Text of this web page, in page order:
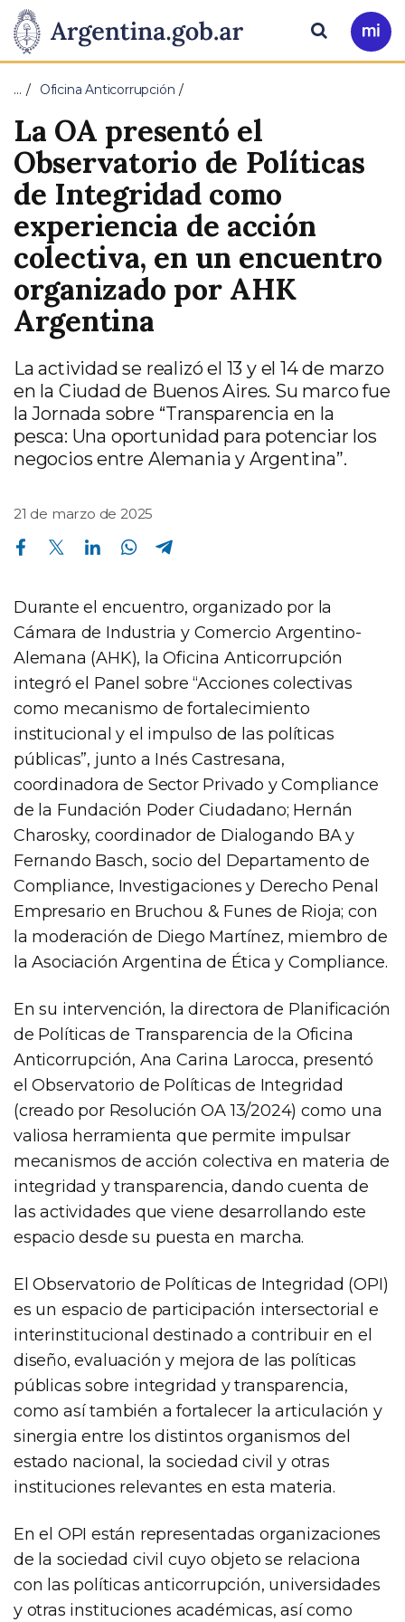
Presidencia
de
la
Nación
Pasar al contenido principal
Ir
a
Buscar
… Oficina Anticorrupción
La OA presentó el
Observatorio de Políticas
de Integridad como
experiencia de acción
colectiva, en un encuentro
organizado por AHK
Argentina
La actividad se realizó el 13 y el 14 de marzo
en la Ciudad de Buenos Aires. Su marco fue
la Jornada sobre “Transparencia en la
pesca: Una oportunidad para potenciar los
negocios entre Alemania y Argentina”.
21 de marzo de 2025
Compartir en Facebook Compartir en Twitter Compartir en Linkedin Compartir en Whatsapp
Durante el encuentro, organizado por la
Cámara de Industria y Comercio Argentino-
Alemana (AHK), la Oficina Anticorrupción
integró el Panel sobre “Acciones colectivas
como mecanismo de fortalecimiento
institucional y el impulso de las políticas
públicas”, junto a Inés Castresana,
coordinadora de Sector Privado y Compliance
de la Fundación Poder Ciudadano; Hernán
Charosky, coordinador de Dialogando BA y
Fernando Basch, socio del Departamento de
Compliance, Investigaciones y Derecho Penal
Empresario en Bruchou & Funes de Rioja; con
la moderación de Diego Martínez, miembro de
la Asociación Argentina de Ética y Compliance.
En su intervención, la directora de Planificación
de Políticas de Transparencia de la Oficina
Anticorrupción, Ana Carina Larocca, presentó
el Observatorio de Políticas de Integridad
(creado por Resolución OA 13/2024) como una
valiosa herramienta que permite impulsar
mecanismos de acción colectiva en materia de
integridad y transparencia, dando cuenta de
las actividades que viene desarrollando este
espacio desde su puesta en marcha.
El Observatorio de Políticas de Integridad (OPI)
es un espacio de participación intersectorial e
interinstitucional destinado a contribuir en el
diseño, evaluación y mejora de las políticas
públicas sobre integridad y transparencia,
como así también a fortalecer la articulación y
sinergia entre los distintos organismos del
estado nacional, la sociedad civil y otras
instituciones relevantes en esta materia.
En el OPI están representadas organizaciones
de la sociedad civil cuyo objeto se relaciona
con las políticas anticorrupción, universidades
y otras instituciones académicas, así como